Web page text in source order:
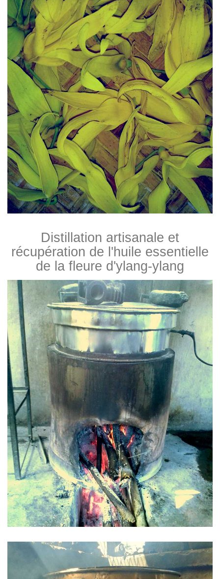
Distillation artisanale et
récupération de l'huile essentielle
de la fleure d'ylang-ylang